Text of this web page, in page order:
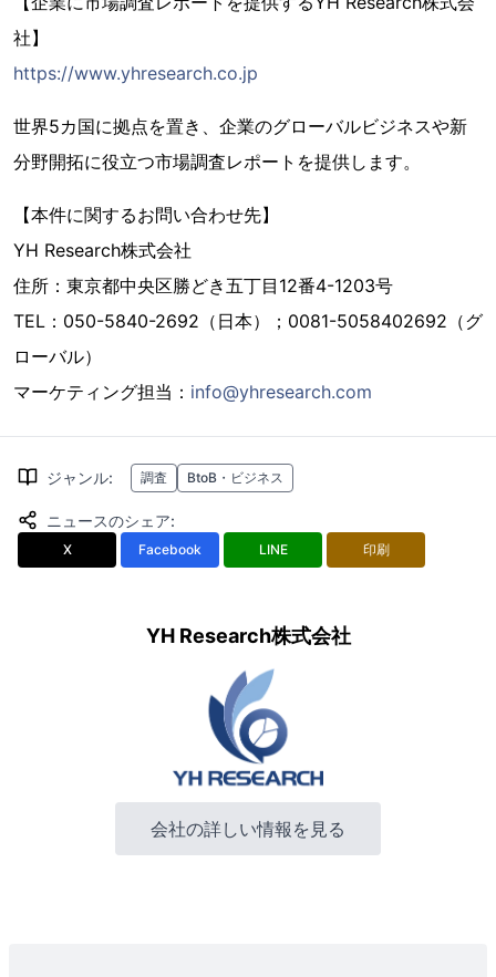
社】
https://www.yhresearch.co.jp
世界5カ国に拠点を置き、企業のグローバルビジネスや新
分野開拓に役立つ市場調査レポートを提供します。
【本件に関するお問い合わせ先】
YH Research株式会社
住所：東京都中央区勝どき五丁目12番4-1203号
TEL：050-5840-2692（日本）；0081-5058402692（グ
ローバル）
マーケティング担当： info@yhresearch.com
ジャンル: 調査 BtoB・ビジネス
ニュースのシェア:
X Facebook LINE 印刷
YH Research株式会社
会社の詳しい情報を見る